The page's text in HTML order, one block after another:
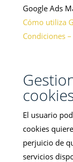
Google Ads
Cómo utiliza
Condiciones
El usuario
cookies
perjuicio de
servicios